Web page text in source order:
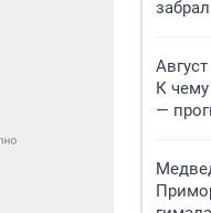
К
—